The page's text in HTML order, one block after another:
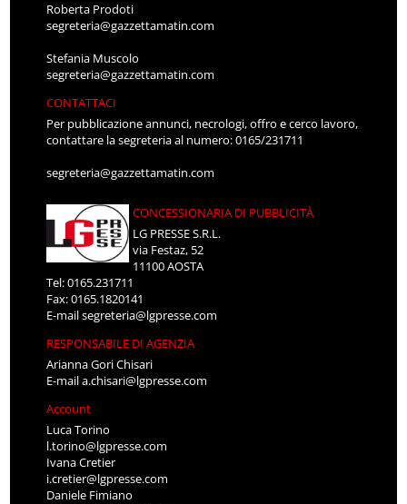
Roberta Prodoti
segreteria@gazzettamatin.com
Stefania Muscolo
segreteria@gazzettamatin.com
CONTATTACI
Per pubblicazione annunci, necrologi, offro e cerco lavoro,
contattare la segreteria al numero: 0165/231711
segreteria@gazzettamatin.com
CONCESSIONARIA DI PUBBLICITÀ
LG PRESSE S.R.L.
via Festaz, 52
11100 AOSTA
Tel: 0165.231711
Fax: 0165.1820141
E-mailsegreteria@lgpresse.com
RESPONSABILE DI AGENZIA
Arianna Gori Chisari
E-maila.chisari@lgpresse.com
Account
Luca Torino
l.torino@lgpresse.com
Ivana Cretier
i.cretier@lgpresse.com
Daniele Fimiano